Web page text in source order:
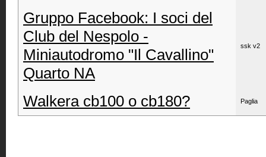
Gruppo Facebook: I soci del
Club del Nespolo -
Miniautodromo "Il Cavallino"
Quarto NA
ssk v2
Walkera cb100 o cb180? Paglia